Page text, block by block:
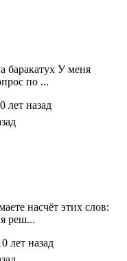
баракатух У меня
по ...
лет назад
насчёт этих слов:
реш...
лет назад